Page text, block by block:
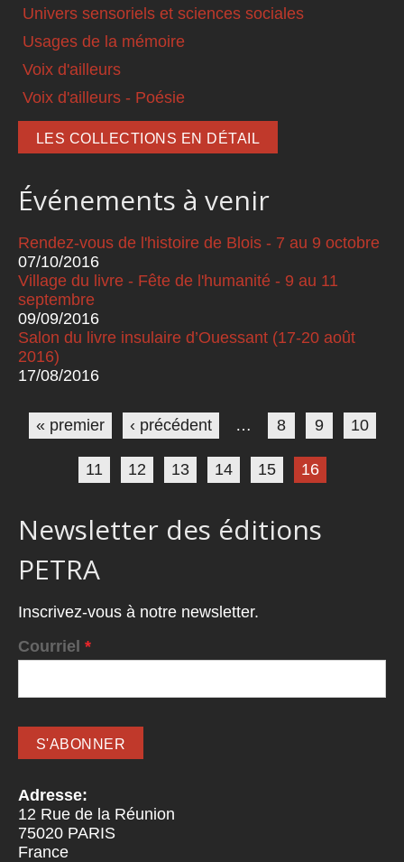
Univers sensoriels et sciences sociales
Usages de la mémoire
Voix d'ailleurs
Voix d'ailleurs - Poésie
LES COLLECTIONS EN DÉTAIL
Événements à venir
Rendez-vous de l'histoire de Blois - 7 au 9 octobre
07/10/2016
Village du livre - Fête de l'humanité - 9 au 11
septembre
09/09/2016
Salon du livre insulaire d’Ouessant (17-20 août
2016)
17/08/2016
Pages
« premier ‹ précédent … 8 9 10
11 12 13 14 15 16
Newsletter des éditions
PETRA
Inscrivez-vous à notre newsletter.
Courriel *
Adresse:
12 Rue de la Réunion
75020 PARIS
France